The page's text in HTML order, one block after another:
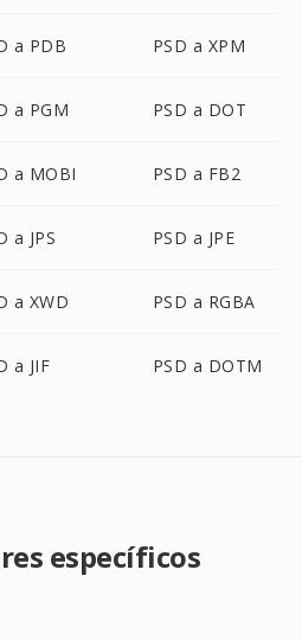
a PDB PSD a XPM
a PGM PSD a DOT
a MOBI PSD a FB2
a JPS PSD a JPE
a XWD PSD a RGBA
a JIF PSD a DOTM
específicos